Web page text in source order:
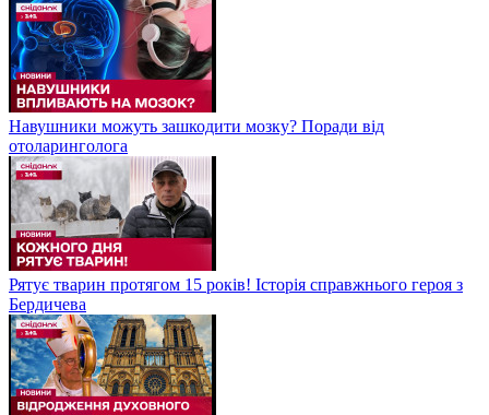
Навушники можуть зашкодити мозку? Поради від
отоларинголога
Рятує тварин протягом 15 років! Історія справжнього героя з
Бердичева